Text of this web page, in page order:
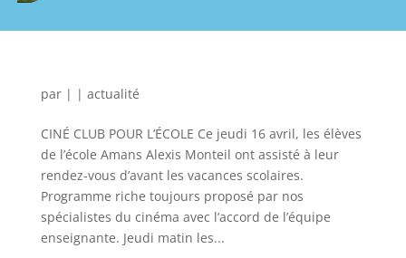
par | | actualité
CINÉ CLUB POUR L’ÉCOLE Ce jeudi 16 avril, les élèves
de l’école Amans Alexis Monteil ont assisté à leur
rendez-vous d’avant les vacances scolaires.
Programme riche toujours proposé par nos
spécialistes du cinéma avec l’accord de l’équipe
enseignante. Jeudi matin les...